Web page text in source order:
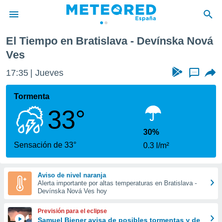
de
para
calidad.
a este
las
forma
digital
basada
El Tiempo en Bratislava - Devínska Nová
Ves
17:35 Jueves ...
Tormenta
33°
Sensación de 33°
30%
0.3 l/m²
Aviso de nivel naranja
Alerta importante por altas temperaturas en Bratislava -
Devínska Nová Ves hoy
Previsión para el eclipse
Samuel Biener avisa de posibles tormentas y de